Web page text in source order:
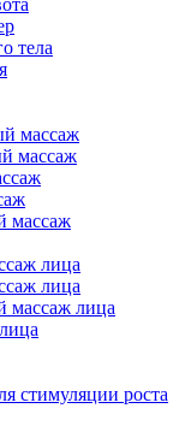
тела
массаж
массаж
массаж
лица
лица
лица
стимуляции роста